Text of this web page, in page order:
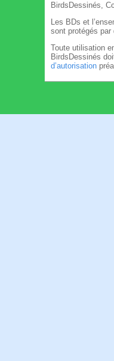
BirdsDessinés,
Les BDs et
sont protégés par
Toute utilisation
BirdsDessinés
d’autorisation